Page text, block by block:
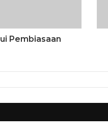
Pembiasaan